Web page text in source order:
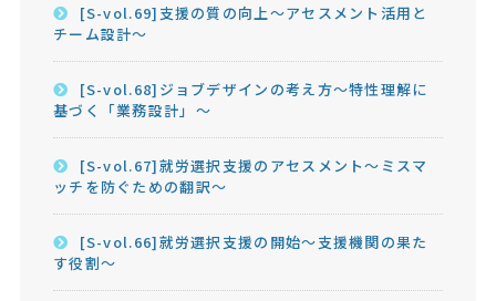
[S-vol.69]支援の質の向上～アセスメント活用と
チーム設計～
[S-vol.68]ジョブデザインの考え方～特性理解に
基づく「業務設計」～
[S-vol.67]就労選択支援のアセスメント～ミスマ
ッチを防ぐための翻訳～
[S-vol.66]就労選択支援の開始～支援機関の果た
す役割～